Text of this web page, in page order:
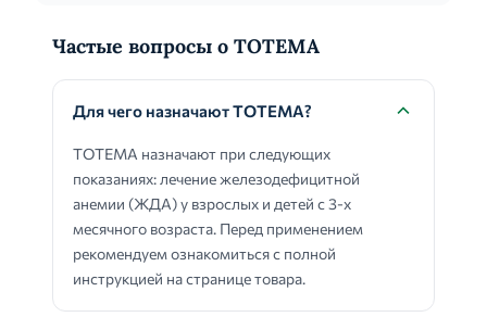
Частые вопросы о ТОТЕМА
Для чего назначают ТОТЕМА?
ТОТЕМА назначают при следующих
показаниях: лечение железодефицитной
анемии (ЖДА) у взрослых и детей с 3-х
месячного возраста. Перед применением
рекомендуем ознакомиться с полной
инструкцией на странице товара.